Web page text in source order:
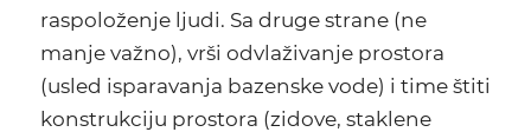
raspoloženje ljudi. Sa druge strane (ne
manje važno), vrši odvlaživanje prostora
(usled isparavanja bazenske vode) i time štiti
konstrukciju prostora (zidove, staklene